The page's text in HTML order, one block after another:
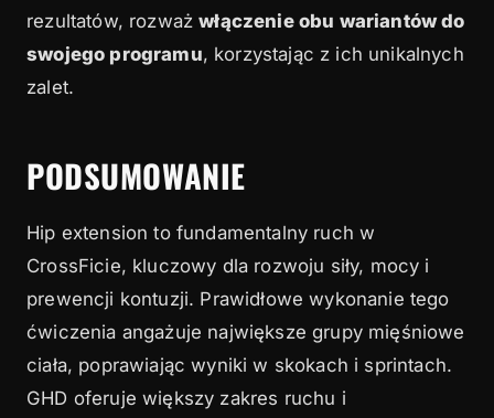
rezultatów, rozważwłączenie obu wariantów do
swojego programu, korzystając z ich unikalnych
zalet.
PODSUMOWANIE
Hip extension to fundamentalny ruch w
CrossFicie, kluczowy dla rozwoju siły, mocy i
prewencji kontuzji. Prawidłowe wykonanie tego
ćwiczenia angażuje największe grupy mięśniowe
ciała, poprawiając wyniki w skokach i sprintach.
GHD oferuje większy zakres ruchu i